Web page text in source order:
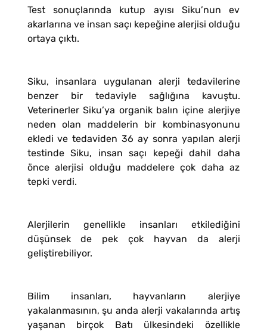
Test sonuçlarında kutup ayısı Siku’nun ev
akarlarına ve insan saçı kepeğine alerjisi olduğu
ortaya çıktı.
Siku, insanlara uygulanan alerji tedavilerine
benzer bir tedaviyle sağlığına kavuştu.
Veterinerler Siku’ya organik balın içine alerjiye
neden olan maddelerin bir kombinasyonunu
ekledi ve tedaviden 36 ay sonra yapılan alerji
testinde Siku, insan saçı kepeği dahil daha
önce alerjisi olduğu maddelere çok daha az
tepki verdi.
Alerjilerin genellikle insanları etkilediğini
düşünsek de pek çok hayvan da alerji
geliştirebiliyor.
Bilim insanları, hayvanların alerjiye
yakalanmasının, şu anda alerji vakalarında artış
yaşanan birçok Batı ülkesindeki özellikle